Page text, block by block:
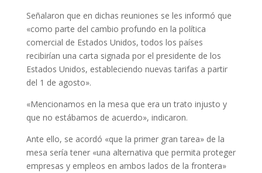
Señalaron que en dichas reuniones se les informó que
«como parte del cambio profundo en la política
comercial de Estados Unidos, todos los países
recibirían una carta signada por el presidente de los
Estados Unidos, estableciendo nuevas tarifas a partir
del 1 de agosto».
«Mencionamos en la mesa que era un trato injusto y
que no estábamos de acuerdo», indicaron.
Ante ello, se acordó «que la primer gran tarea» de la
mesa sería tener «una alternativa que permita proteger
empresas y empleos en ambos lados de la frontera»